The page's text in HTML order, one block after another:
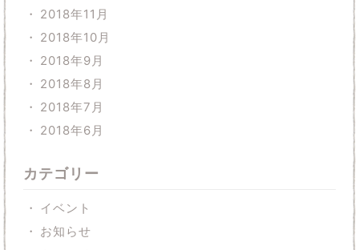
2018年11月
2018年10月
2018年9月
2018年8月
2018年7月
2018年6月
カテゴリー
イベント
お知らせ